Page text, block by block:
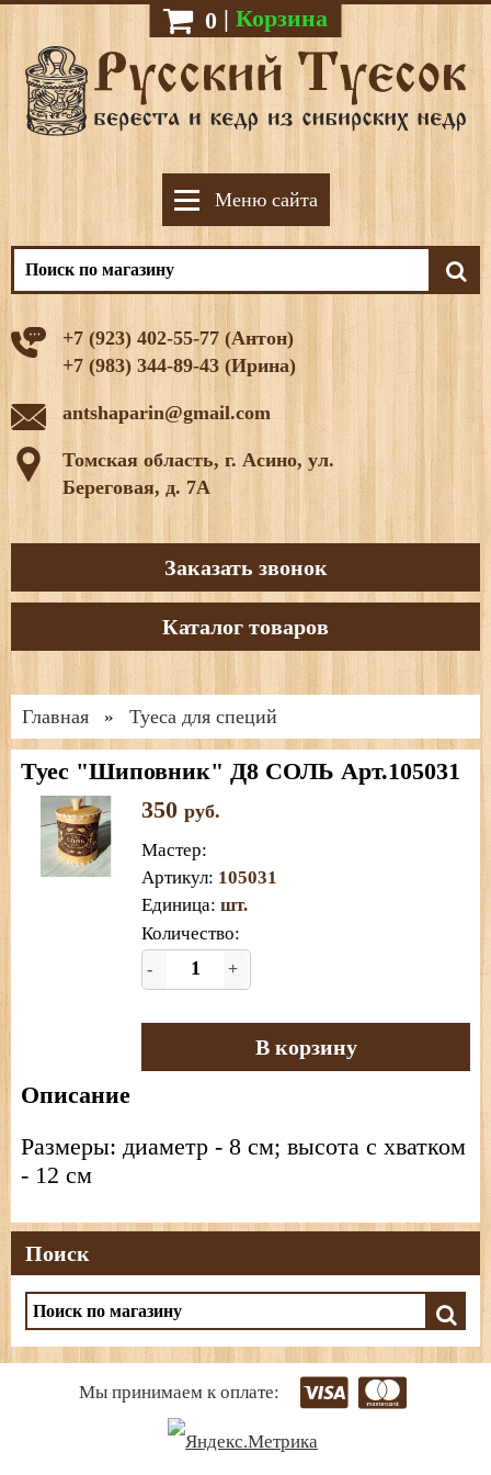
0 | Корзина
Меню сайта
+7 (923) 402-55-77 (Антон)
+7 (983) 344-89-43 (Ирина)
antshaparin@gmail.com
Томская область, г. Асино, ул.
Береговая, д. 7А
Заказать звонок
Каталог товаров
Главная » Туеса для специй
Туес "Шиповник" Д8 СОЛЬ Арт.105031
350 руб.
Мастер:
Артикул: 105031
Единица: шт.
Количество:
- +
В корзину
Описание
Размеры: диаметр - 8 см; высота с хватком
- 12 см
Поиск
Мы принимаем к оплате: